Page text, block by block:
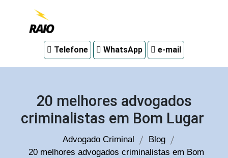
em
Telefone WhatsApp e-mail
20 melhores advogados
criminalistas em Bom Lugar
Advogado Criminal
Blog
20 melhores advogados criminalistas em Bom